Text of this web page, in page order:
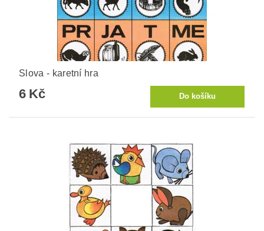
Slova - karetní hra
6 Kč